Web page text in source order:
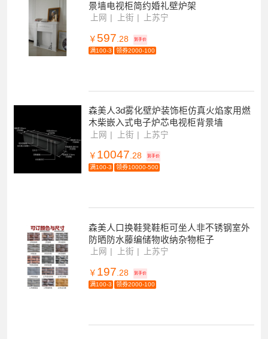
景墙电视柜简约婚礼壁炉架
上网 上街 上苏宁
￥ 597 .28 到手价
满100-3 领券2000-100
森美人3d雾化壁炉装饰柜仿真火焰家用燃
木柴嵌入式电子炉芯电视柜背景墙
上网 上街 上苏宁
￥ 10047.28 到手价
满100-3 领券10000-500
森美人口换鞋凳鞋柜可坐人非不锈钢室外
防晒防水藤编储物收纳杂物柜子
上网 上街 上苏宁
￥ 197.28 到手价
满100-3 领券2000-100